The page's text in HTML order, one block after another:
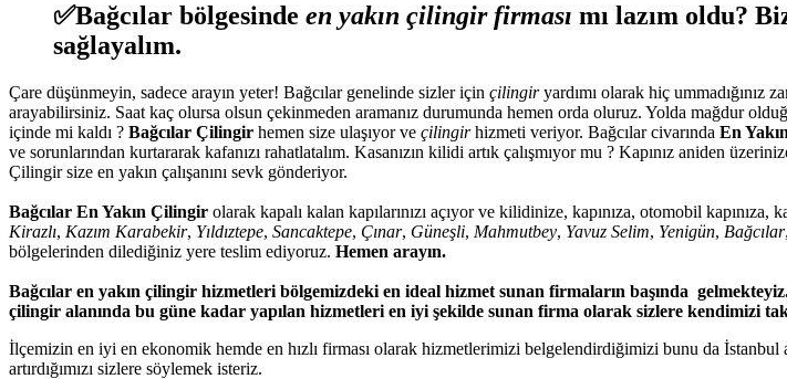
✅Bağcılar bölgesinde en yakın çilingir firması mı lazım oldu?
sağlayalım.
Çare düşünmeyin, sadece arayın yeter! Bağcılar genelinde sizler için çilingiryardımı olarak hiç ummadığınız
arayabilirsiniz. Saat kaç olursa olsun çekinmeden aramanız durumunda hemen orda oluruz. Yolda mağdur
içinde mi kaldı ? Bağcılar Çilingir hemen size ulaşıyor ve çilingirhizmeti veriyor. Bağcılar civarında En
ve sorunlarından kurtararak kafanızı rahatlatalım. Kasanızın kilidi artık çalışmıyor mu ? Kapınız aniden
Çilingir size en yakın çalışanını sevk gönderiyor.
Bağcılar En Yakın Çilingir olarak kapalı kalan kapılarınızı açıyor ve kilidinize, kapınıza, otomobil
Kirazlı, Kazım Karabekir, Yıldıztepe, Sancaktepe, Çınar, Güneşli, Mahmutbey, Yavuz Selim, Yenigün, Bağcılar,
bölgelerinden dilediğiniz yere teslim ediyoruz. Hemen arayın.
Bağcılar en yakın çilingir hizmetleri bölgemizdeki en ideal hizmet sunan firmaların başında
çilingir alanında bu güne kadar yapılan hizmetleri en iyi şekilde sunan firma olarak sizlere kendimizi
İlçemizin en iyi en ekonomik hemde en hızlı firması olarak hizmetlerimizi belgelendirdiğimizi bunu da İstanbul
artırdığımızı sizlere söylemek isteriz.